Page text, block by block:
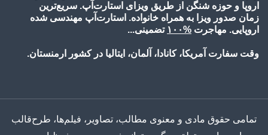
اروپا و حوزه شنگن از طریق ویزای استارت‌آپ. سریع‌ترین
زمان صدور ویزا به همراه خانواده. استارت‌آپ مهندسی شده
اروپایی. مهاجرت %۱۰۰ تضمینی...
وقت سفارت آمریکا، کانادا، آلمان، ایتالیا در کشور ارمنستان.
تمامی حقوق مادی و معنوی مطالب، تصاویر، فیلم‌ها، طرح‌قالب